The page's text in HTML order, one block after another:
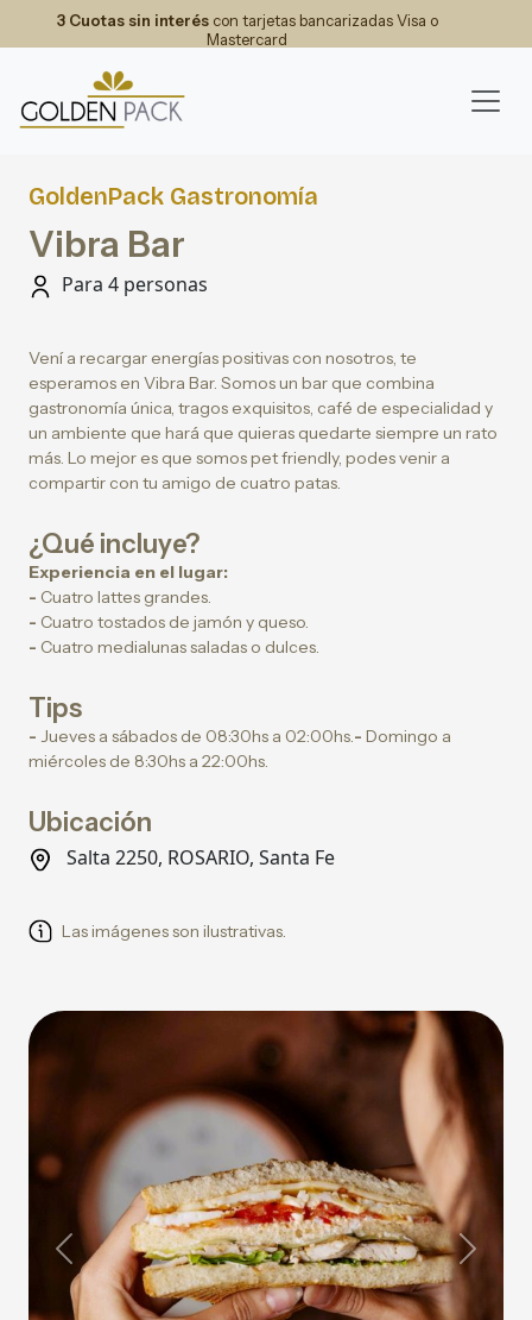
3 Cuotas sin interéscon tarjetas bancarizadas Visa o
Mastercard
GoldenPack Gastronomía
Vibra Bar
Para 4 personas
Vení a recargar energías positivas con nosotros, te
esperamos en Vibra Bar. Somos un bar que combina
gastronomía única, tragos exquisitos, café de especialidad y
un ambiente que hará que quieras quedarte siempre un rato
más. Lo mejor es que somos pet friendly, podes venir a
compartir con tu amigo de cuatro patas.
¿Qué incluye?
Experiencia en el lugar:
- Cuatro lattes grandes.
- Cuatro tostados de jamón y queso.
- Cuatro medialunas saladas o dulces.
Tips
- Jueves a sábados de 08:30hs a 02:00hs.- Domingo a
miércoles de 8:30hs a 22:00hs.
Ubicación
Salta 2250, ROSARIO, Santa Fe
Las imágenes son ilustrativas.
Previous Next